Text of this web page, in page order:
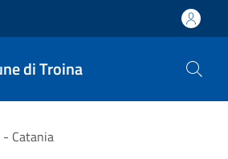
di Troina
- Catania